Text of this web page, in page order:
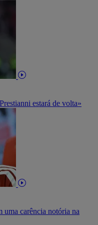
estará de volta»
uma carência notória na